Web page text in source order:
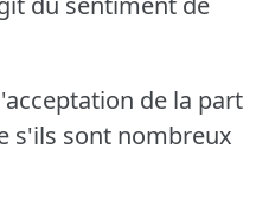
de la part
s'ils sont nombreux